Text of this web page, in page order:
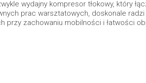
wydajny kompresor tłokowy, który
prac warsztatowych, doskonale
zachowaniu mobilności i łatwości